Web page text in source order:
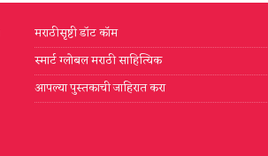
मराठीसृष्टी डॉट कॉम
स्मार्ट ग्लोबल मराठी साहित्यिक
आपल्या पुस्तकाची जाहिरात करा